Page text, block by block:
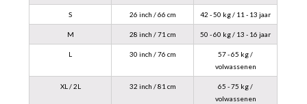
S 26 inch / 66 cm 42 - 50 kg / 11 - 13 jaar
M 28 inch / 71 cm 50 - 60 kg / 13 - 16 jaar
L 30 inch / 76 cm
57 - 65 kg /
volwassenen
XL / 2L 32 inch / 81 cm
65 - 75 kg /
volwassenen